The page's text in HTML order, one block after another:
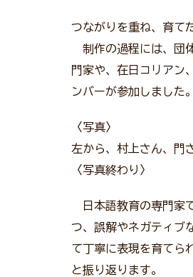
つながりを重ね、育て
制作の過程には、団
門家や、在日コリアン
ンバーが参加しました。
〈写真〉
左から、村上さん、門
〈写真終わり〉
日本語教育の専門家
つ、誤解やネガティブ
て丁寧に表現を育てら
と振り返ります。